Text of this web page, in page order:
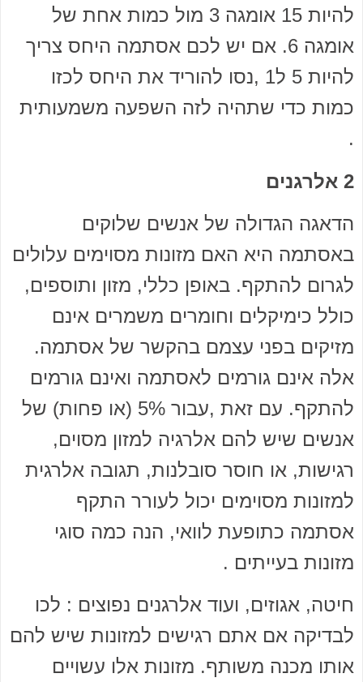
להיות 15 אומגה 3 מול כמות אחת של
אומגה 6. אם יש לכם אסתמה היחס צריך
להיות 5 ל1 ,נסו להוריד את היחס לכזו
כמות כדי שתהיה לזה השפעה משמעותית
.
2 אלרגנים
הדאגה הגדולה של אנשים שלוקים
באסתמה היא האם מזונות מסוימים עלולים
לגרום להתקף. באופן כללי, מזון ותוספים,
כולל כימיקלים וחומרים משמרים אינם
מזיקים בפני עצמם בהקשר של אסתמה.
אלה אינם גורמים לאסתמה ואינם גורמים
להתקף. עם זאת ,עבור 5% (או פחות) של
אנשים שיש להם אלרגיה למזון מסוים,
רגישות, או חוסר סובלנות, תגובה אלרגית
למזונות מסוימים יכול לעורר התקף
אסתמה כתופעת לוואי, הנה כמה סוגי
מזונות בעייתים .
חיטה, אגוזים, ועוד אלרגנים נפוצים : לכו
לבדיקה אם אתם רגישים למזונות שיש להם
אותו מכנה משותף. מזונות אלו עשויים